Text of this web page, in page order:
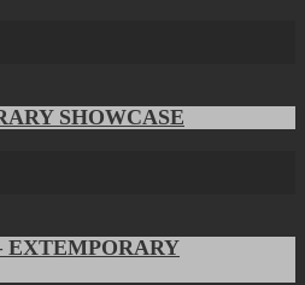
SHOWCASE
EXTEMPORARY